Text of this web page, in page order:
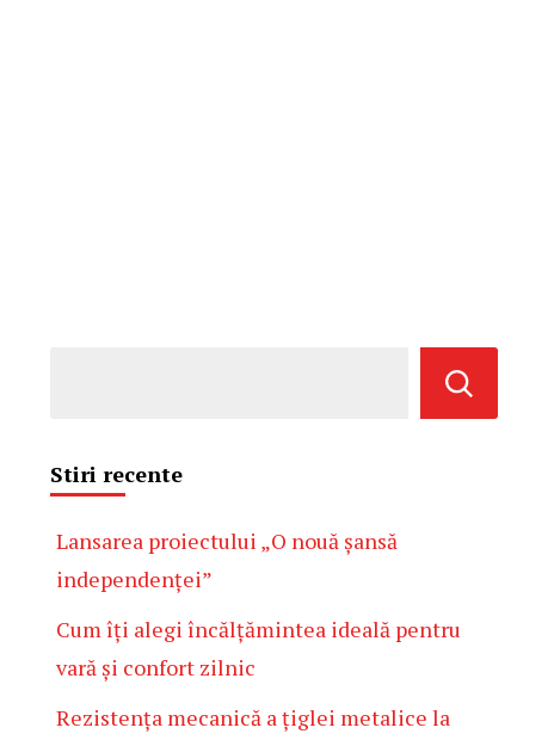
Stiri recente
Lansarea proiectului „O nouă șansă
independenței”
Cum îți alegi încălțămintea ideală pentru
vară și confort zilnic
Rezistența mecanică a țiglei metalice la